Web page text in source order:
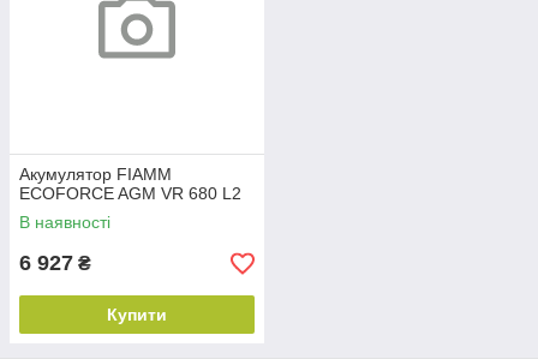
Акумулятор FIAMM
ECOFORCE AGM VR 680 L2
В наявності
6 927 ₴
Купити